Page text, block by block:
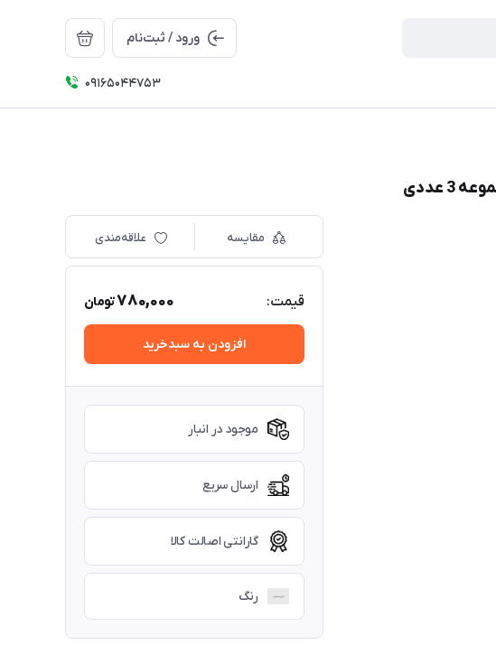
ورود / ثبت‌نام
09165044753
مقایسه علاقه‌مندی
قیمت: 780,000تومان
افزودن به سبدخرید
موجود در انبار
ارسال سریع
گارانتی اصالت کالا
رنگ